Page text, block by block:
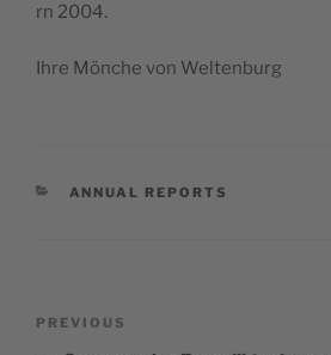
rn 2004.
Ihre Mönche von Weltenburg
CATEGORIES
ANNUAL REPORTS
Previous
PREVIOUS